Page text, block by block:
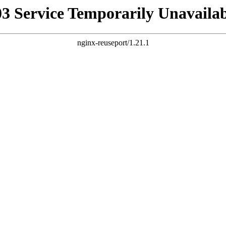
Service Temporarily
nginx-reuseport/1.21.1